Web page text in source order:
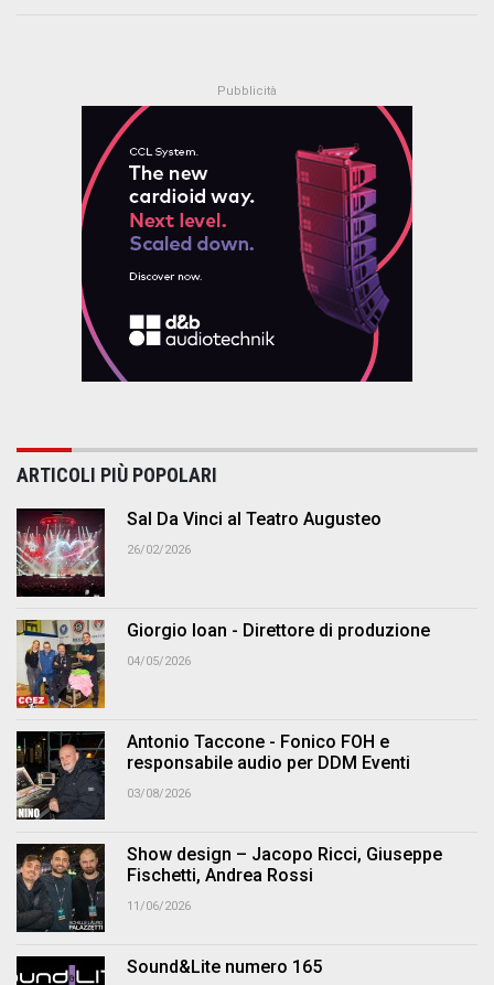
ARTICOLI PIÙ POPOLARI
Sal Da Vinci al Teatro Augusteo
26/02/2026
Giorgio Ioan - Direttore di produzione
04/05/2026
Antonio Taccone - Fonico FOH e
responsabile audio per DDM Eventi
03/08/2026
Show design – Jacopo Ricci, Giuseppe
Fischetti, Andrea Rossi
11/06/2026
Sound&Lite numero 165